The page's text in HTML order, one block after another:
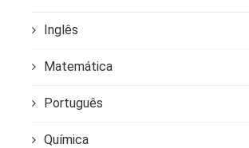
Inglês
Matemática
Português
Química